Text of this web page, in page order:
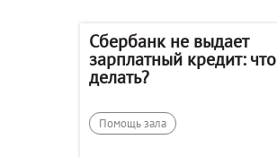
Сбербанк не выдает
зарплатный кредит: что
делать?
Помощь зала